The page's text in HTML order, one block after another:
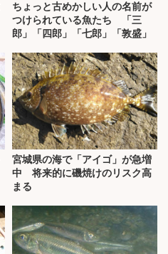
ちょっと古めかしい人の名前が
つけられている魚たち 「三
郎」「四郎」「七郎」「敦盛」
宮城県の海で「アイゴ」が急増
中 将来的に磯焼けのリスク高
まる